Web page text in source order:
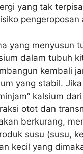
yang tak
pengeroposan
yang menyusun
dalam tubuh
kembali
yang stabil.
kalsium
otot dan
berkurang,
susu (susu,
kecil yang